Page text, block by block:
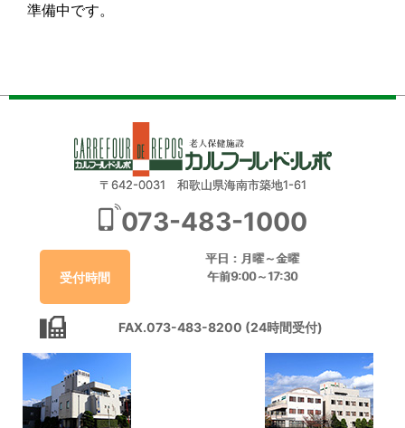
準備中です。
〒642-0031 和歌山県海南市築地1-61
073-483-1000
受付時間
平日：月曜～金曜
午前9:00～17:30
FAX.073-483-8200 (24時間受付)